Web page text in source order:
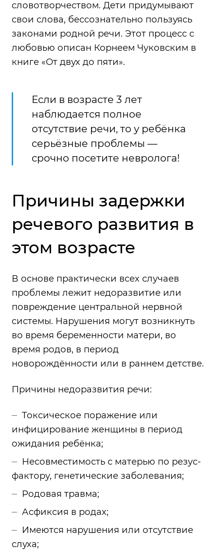
словотворчеством. Дети придумывают
свои слова, бессознательно пользуясь
законами родной речи. Этот процесс с
любовью описан Корнеем Чуковским в
книге «От двух до пяти».
Если в возрасте 3 лет
наблюдается полное
отсутствие речи, то у ребёнка
серьёзные проблемы —
срочно посетите невролога!
Причины задержки
речевого развития в
этом возрасте
В основе практически всех случаев
проблемы лежит недоразвитие или
повреждение центральной нервной
системы. Нарушения могут возникнуть
во время беременности матери, во
время родов, в период
новорождённости или в раннем детстве.
Причины недоразвития речи:
Токсическое поражение или
инфицирование женщины в период
ожидания ребёнка;
Несовместимость с матерью по резус-
фактору, генетические заболевания;
Родовая травма;
Асфиксия в родах;
Имеются нарушения или отсутствие
слуха;